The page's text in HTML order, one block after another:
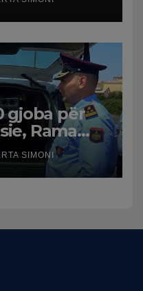
gjoba për
Rama
Kamerat e
në
SIMONI